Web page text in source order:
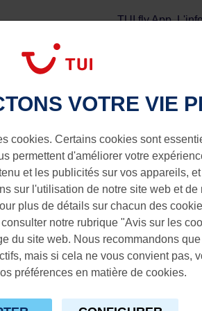
TUI fly App
VOTRE VIE
cookies. Certains cookies sont
permettent d'améliorer votre
et les publicités sur vos appareils,
sur l'utilisation de notre site web et de
plus de détails sur chacun des
notre rubrique "Avis sur les
du site web. Nous recommandons
mais si cela ne vous convient pas,
préférences en matière de cookies.